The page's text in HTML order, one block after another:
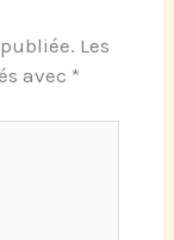
Les
avec *